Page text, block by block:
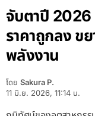
จับตาปี 2026
โซเดียม’ รา
รถไฟฟ้า-กักเ
โดย Sakura P.
11 มิ.ย. 2026, 11:14 น.